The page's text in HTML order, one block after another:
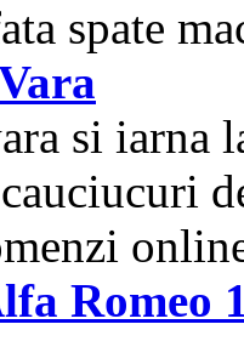
spate
si iarna
Romeo